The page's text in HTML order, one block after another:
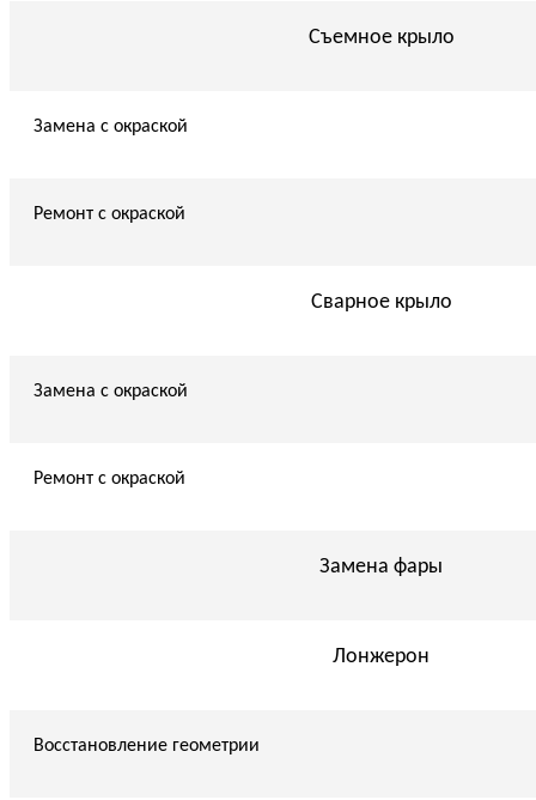
Съемное крыло
Замена с окраской
Ремонт с окраской
Сварное крыло
Замена с окраской
Ремонт с окраской
Замена фары
Лонжерон
Восстановление геометрии